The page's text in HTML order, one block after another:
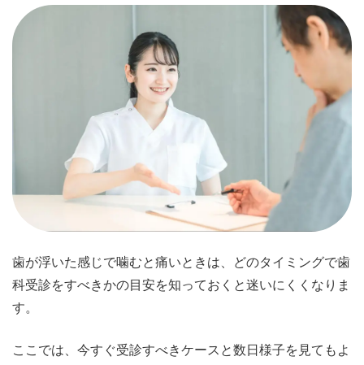
歯が浮いた感じで噛むと痛いときは、どのタイミングで歯
科受診をすべきかの目安を知っておくと迷いにくくなりま
す。
ここでは、今すぐ受診すべきケースと数日様子を見てもよ